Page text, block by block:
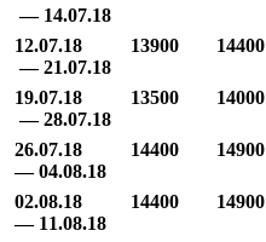
— 14.07.18
12.07.18
— 21.07.18
13900 14400
19.07.18
— 28.07.18
13500 14000
26.07.18
— 04.08.18
14400 14900
02.08.18
— 11.08.18
14400 14900